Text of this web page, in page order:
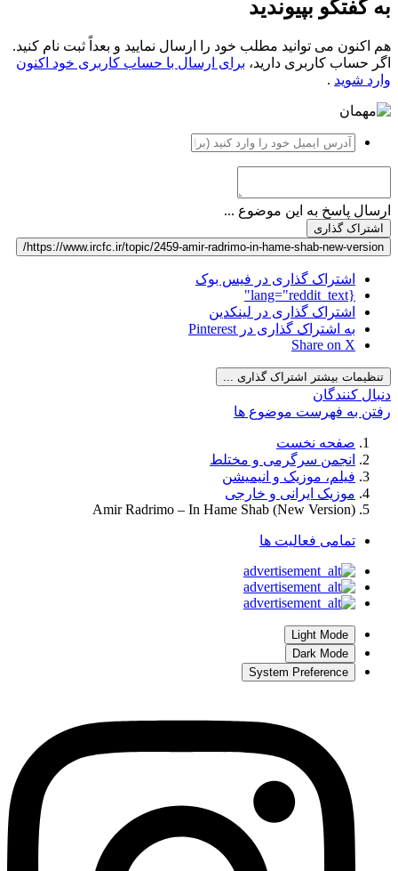
به گفتگو بپیوندید
هم اکنون می توانید مطلب خود را ارسال نمایید و بعداً ثبت نام کنید.
اگر حساب کاربری دارید، برای ارسال با حساب کاربری خود اکنون
وارد شوید .
ارسال پاسخ به این موضوع ...
اشتراک گذاری
https://www.ircfc.ir/topic/2459-amir-radrimo-in-hame-shab-new-version/
اشتراک گذاری در فیس بوک
{lang="reddit_text"
اشتراک گذاری در لینکدین
به اشتراک گذاری در Pinterest
Share on X
تنظیمات بیشتر اشتراک گذاری ...
دنبال کنندگان
رفتن به فهرست موضوع ها
صفحه نخست
انجمن سرگرمی و مختلط
فیلم، موزیک و انیمیشن
موزیک ایرانی و خارجی
Amir Radrimo – In Hame Shab (New Version)
تمامی فعالیت ها
Light Mode
Dark Mode
System Preference